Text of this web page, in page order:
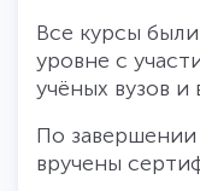
Все курсы
уровне с
учёных вузов
По завершении
вручены